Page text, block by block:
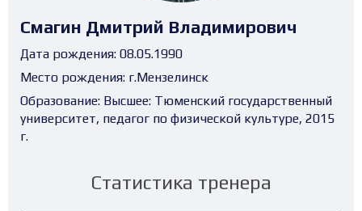
Смагин Дмитрий Владимирович
Дата рождения: 08.05.1990
Место рождения: г.Мензелинск
Образование: Высшее: Тюменский государственный
университет, педагог по физической культуре, 2015
г.
Статистика тренера